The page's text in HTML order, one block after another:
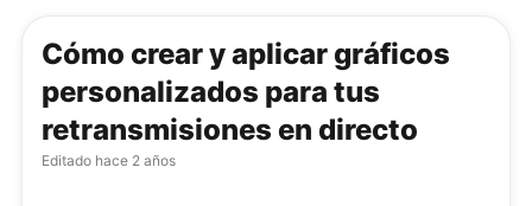
Cómo crear y aplicar gráficos
personalizados para tus
retransmisiones en directo
Editado hace 2 años